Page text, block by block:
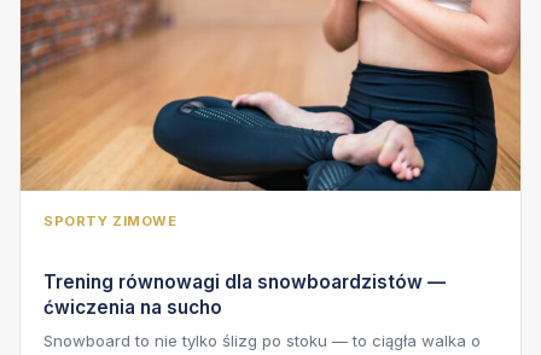
SPORTY ZIMOWE
Trening równowagi dla snowboardzistów —
ćwiczenia na sucho
Snowboard to nie tylko ślizg po stoku — to ciągła walka o